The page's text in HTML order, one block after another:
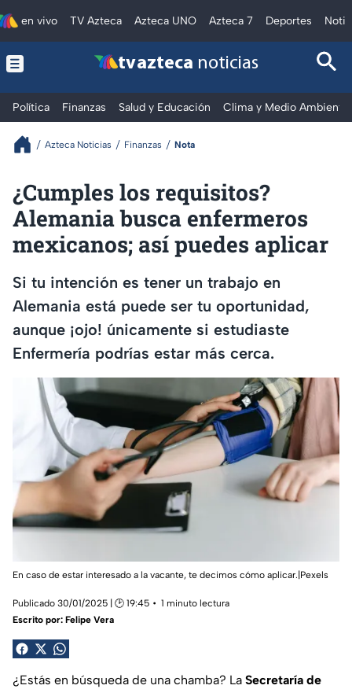
en vivo TV Azteca Azteca UNO Azteca 7 Deportes
tv azteca noticias
Política Finanzas Salud y Educación Clima y Medio Ambiente
Azteca Noticias Finanzas Nota
¿Cumples los requisitos?
Alemania busca enfermeros
mexicanos; así puedes aplicar
Si tu intención es tener un trabajo en
Alemania está puede ser tu oportunidad,
aunque ¡ojo! únicamente si estudiaste
Enfermería podrías estar más cerca.
En caso de estar interesado a la vacante, te decimos cómo aplicar.|Pexels
Publicado 30/01/2025 | 🕑 19:45
1 minuto lectura
Escrito por: Felipe Vera
¿Estás en búsqueda de una chamba? La Secretaría de